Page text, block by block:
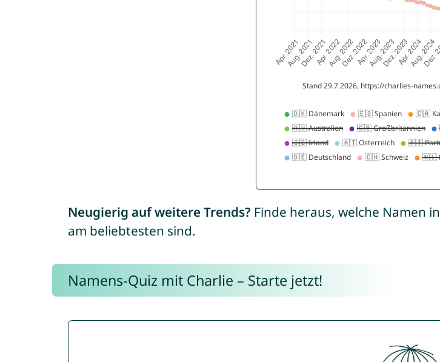
Neugierig auf weitere Trends? Finde heraus, welche Namen in
am beliebtesten sind.
Namens-Quiz mit Charlie – Starte jetzt!